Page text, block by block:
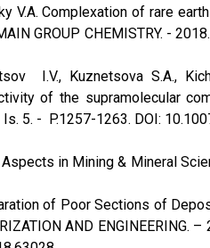
V.A. Complexation of rare
GROUP CHEMISTRY. - 2018.
I.V., Kuznetsova S.A.,
of the supramolecular
5. - P.1257-1263. DOI:
in Mining & Mineral
of Poor Sections of
AND ENGINEERING. –